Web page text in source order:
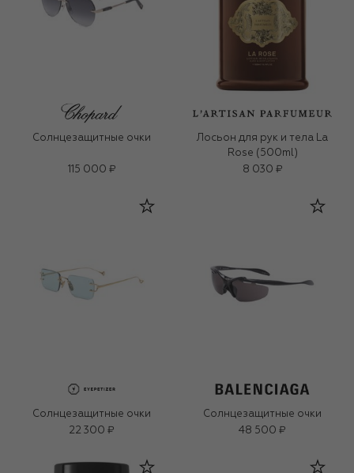
Солнцезащитные очки
115 000 ₽
Лосьон для рук и тела La
Rose (500ml)
8 030 ₽
Солнцезащитные очки
22 300 ₽
Солнцезащитные очки
48 500 ₽